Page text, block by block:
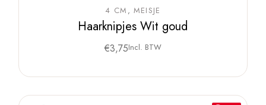
4 CM MEISJE
Haarknipjes Wit goud
€3,75Incl. BTW